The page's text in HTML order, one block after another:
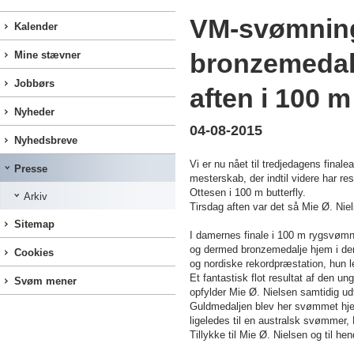
Kalender
Mine stævner
Jobbørs
Nyheder
Nyhedsbreve
Presse
Arkiv
Sitemap
Cookies
Svøm mener
VM-
aften i 100
04-08-2015
Vi er nu nået til tredjedagens
mesterskab, der indtil videre har
Ottesen i 100 m butterfly.
Tirsdag aften var det så Mie Ø.
I damernes finale i 100 m
og dermed bronzemedalje hjem i
og nordiske rekordpræstation, hun
Et fantastisk flot resultat af den
opfylder Mie Ø. Nielsen samtidig
Guldmedaljen blev her svømmet
ligeledes til en australsk
Tillykke til Mie Ø. Nielsen og til